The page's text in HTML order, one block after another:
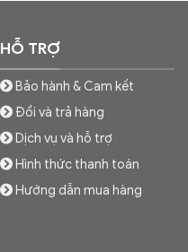
HỖ TRỢ
Bảo hành & Cam kết
Đổi và trả hàng
Dịch vụ và hỗ trợ
Hình thức thanh toán
Hướng dẫn mua hàng